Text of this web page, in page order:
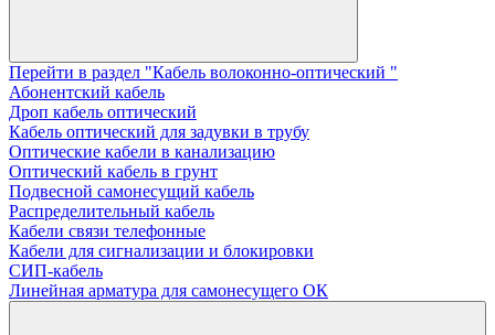
Перейти в раздел "Кабель волоконно-оптический "
Абонентский кабель
Дроп кабель оптический
Кабель оптический для задувки в трубу
Оптические кабели в канализацию
Оптический кабель в грунт
Подвесной самонесущий кабель
Распределительный кабель
Кабели связи телефонные
Кабели для сигнализации и блокировки
СИП-кабель
Линейная арматура для самонесущего ОК